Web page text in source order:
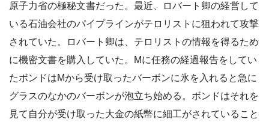
原子力省の極秘文書だった。最近、ロバート卿の経営して
いる石油会社のパイプラインがテロリストに狙われて攻撃
されていた。ロバート卿は、テロリストの情報を得るため
に機密文書を購入していた。Mに任務の経過報告をしてい
たボンドはMから受け取ったバーボンに氷を入れると急に
グラスのなかのバーボンが泡立ち始める。ボンドはそれを
見て自分が受け取った大金の紙幣に細工がされていること